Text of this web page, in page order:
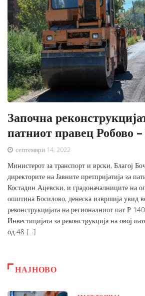
Започна
патниот правец Робово
септември 14, 2022
Министерот за транспорт и врски, Благој
директорите на Јавните претпријатија за
Костадин Ацевски, и градоначалниците на
општина Босилово, денеска извршија увид
реконструкцијата на регионалниот пат Р
Инвестицијата за реконструкција на овој
од 48 […]
НАЈНОВО